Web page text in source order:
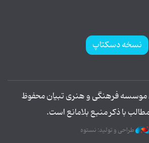
نسخه دسکتاپ
موسسه فرهنگی و هنری تبیان محفوظ
با ذکر منبع بلامانع است.
طراحی و تولید: نستوه